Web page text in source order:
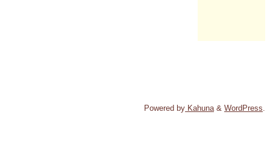
Powered by Kahuna& WordPress.